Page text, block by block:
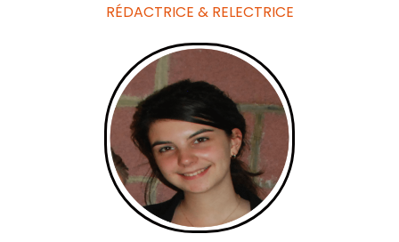
RÉDACTRICE & RELECTRICE